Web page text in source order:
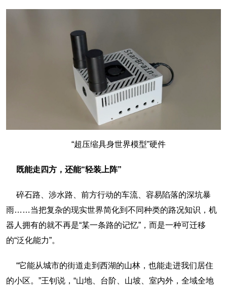
“超压缩具身世界模型”硬件
既能走四方，还能“轻装上阵”
碎石路、涉水路、前方行动的车流、容易陷落的深坑暴
雨……当把复杂的现实世界简化到不同种类的路况知识，机
器人拥有的就不再是“某一条路的记忆”，而是一种可迁移
的“泛化能力”。
“它能从城市的街道走到西湖的山林，也能走进我们居住
的小区。”王钊说，“山地、台阶、山坡、室内外，全域全地